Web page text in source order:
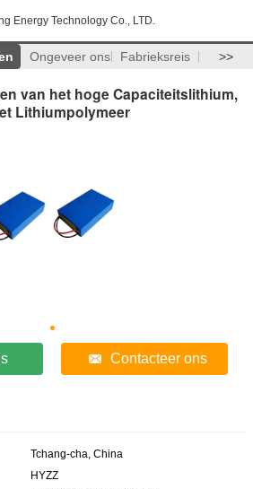
Energy Technology Co., LTD.
Ongeveer ons Fabrieksreis >>
van het hoge Capaciteitslithium,
Lithiumpolymeer
Contacteer ons
Tchang-cha, China
HYZZ